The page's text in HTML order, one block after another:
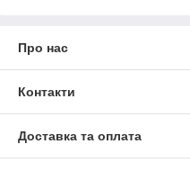
Про нас
Контакти
Доставка та оплата